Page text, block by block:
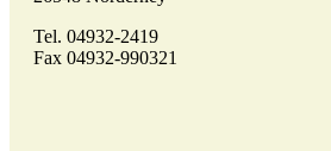
Tel. 04932-2419
Fax 04932-990321